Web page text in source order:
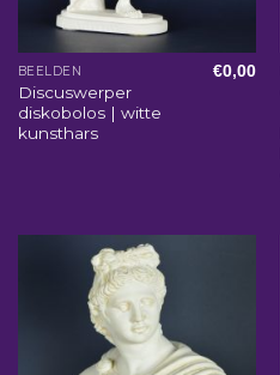
BEELDEN
Discuswerper
diskobolos | witte
kunsthars
€0,00